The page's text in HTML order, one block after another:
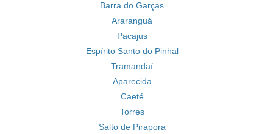
Barra do Garças
Araranguá
Pacajus
Espírito Santo do Pinhal
Tramandaí
Aparecida
Caeté
Torres
Salto de Pirapora